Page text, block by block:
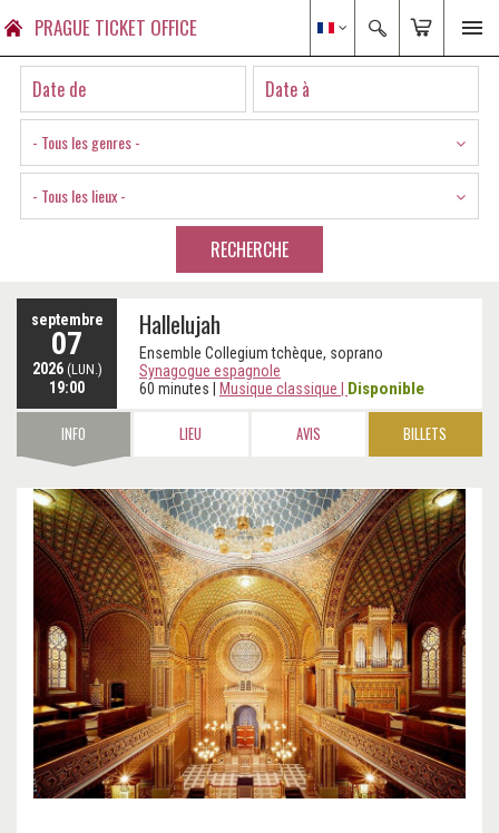
PRAGUE TICKET OFFICE
- Tous les genres -
- Tous les lieux -
RECHERCHE
septembre
07
2026 (LUN.)
19:00
Hallelujah
Ensemble Collegium tchèque, soprano
Synagogue espagnole
60 minutes
Musique classique Disponible
INFO LIEU AVIS BILLETS